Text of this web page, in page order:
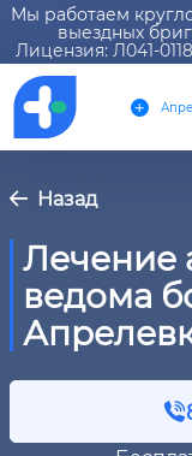
Мы работаем
выездных
Лицензия: Л041-
Назад
Лечение
ведома